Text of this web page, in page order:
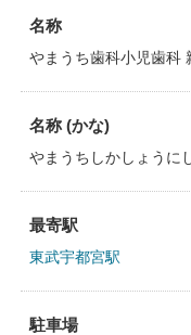
名称
やまうち歯科小児歯科
名称 (かな)
やまうちしかしょうに
最寄駅
東武宇都宮駅
駐車場